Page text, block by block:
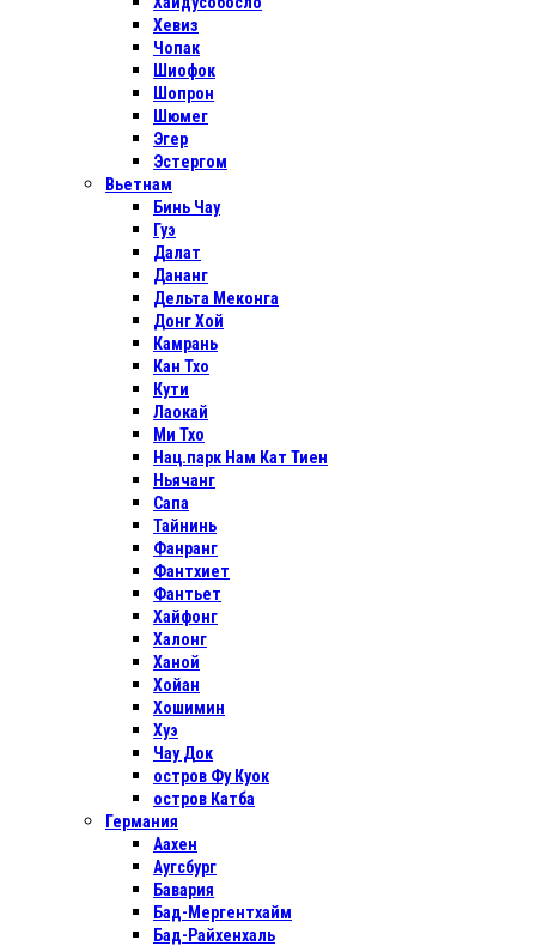
Хевиз
Чопак
Шиофок
Шопрон
Шюмег
Эгер
Эстергом
Вьетнам
Бинь Чау
Гуэ
Далат
Дананг
Дельта Меконга
Донг Хой
Камрань
Кан Тхо
Кути
Лаокай
Ми Тхо
Нац.парк Нам Кат Тиен
Ньячанг
Сапа
Тайнинь
Фанранг
Фантхиет
Фантьет
Хайфонг
Халонг
Ханой
Хойан
Хошимин
Хуэ
Чау Док
остров Фу Куок
остров Катба
Германия
Аахен
Аугсбург
Бавария
Бад-Мергентхайм
Бад-Райхенхаль